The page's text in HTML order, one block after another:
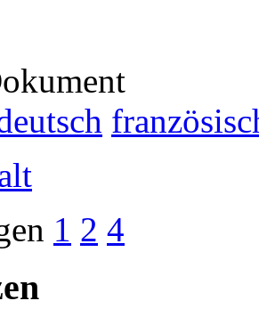
1 2 4